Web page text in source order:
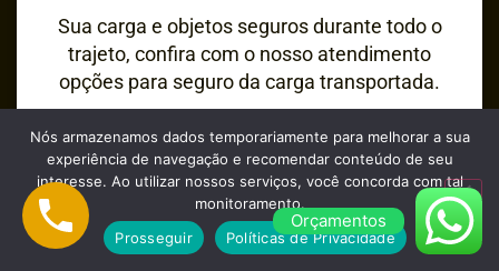
Sua carga e objetos seguros durante todo o
trajeto, confira com o nosso atendimento
opções para seguro da carga transportada.
Orçamentos
Nós armazenamos dados temporariamente para melhorar a sua
experiência de navegação e recomendar conteúdo de seu
interesse. Ao utilizar nossos serviços, você concorda com tal
monitoramento.
Prosseguir
Políticas de Privacidade